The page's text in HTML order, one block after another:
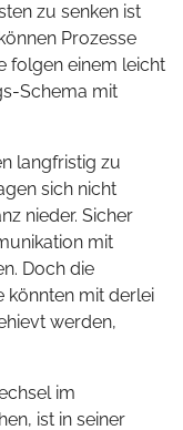
zu senken ist
Prozesse
folgen einem leicht
Schema mit
langfristig zu
sich nicht
nieder. Sicher
mit
Doch die
könnten mit derlei
werden,
im
ist in seiner